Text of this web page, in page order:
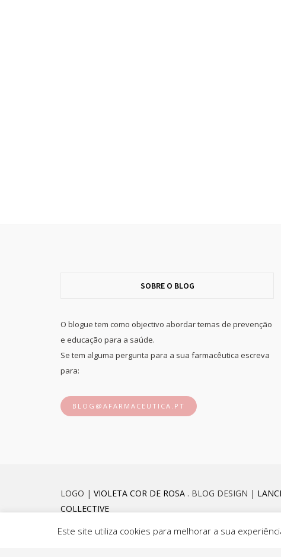
SOBRE O BLOG
O blogue tem como objectivo abordar temas de prevenção
e educação para a saúde.
Se tem alguma pergunta para a sua farmacêutica escreva
para:
BLOG@AFARMACEUTICA.PT
LOGO | VIOLETA COR DE ROSA . BLOG DESIGN |
COLLECTIVE
Este site utiliza cookies para melhorar a sua